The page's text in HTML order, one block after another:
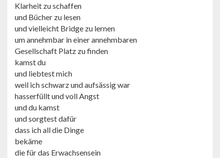
Klarheit zu schaffen
und Bücher zu lesen
und vielleicht Bridge zu lernen
um annehmbar in einer annehmbaren
Gesellschaft Platz zu finden
kamst du
und liebtest mich
weil ich schwarz und aufsässig war
hasserfüllt und voll Angst
und du kamst
und sorgtest dafür
dass ich all die Dinge
bekäme
die für das Erwachsensein